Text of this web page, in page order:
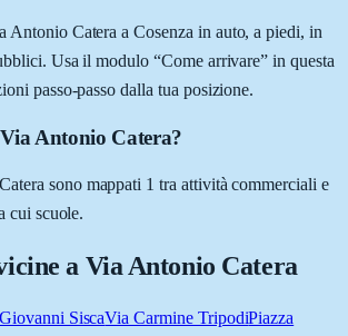
Antonio Catera a Cosenza in auto, a piedi, in
Usa il modulo “Come arrivare” in questa
passo-passo dalla tua posizione.
Antonio Catera?
sono mappati 1 tra attività commerciali e
cui scuole.
a Via Antonio Catera
SiscaVia Carmine TripodiPiazza